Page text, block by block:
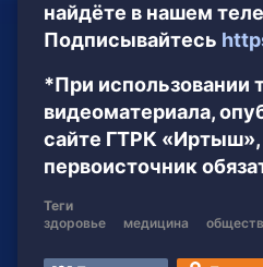
найдёте в нашем
Подписывайтесь
*При использовании
видеоматериала,
сайте ГТРК «Иртыш»,
первоисточник
Теги
здоровье
медицина